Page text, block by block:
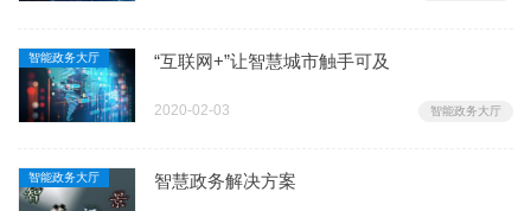
智能政务大厅 “互联网+”让智慧城市触手可及
2020-02-03 智能政务大厅
智能政务大厅 智慧政务解决方案